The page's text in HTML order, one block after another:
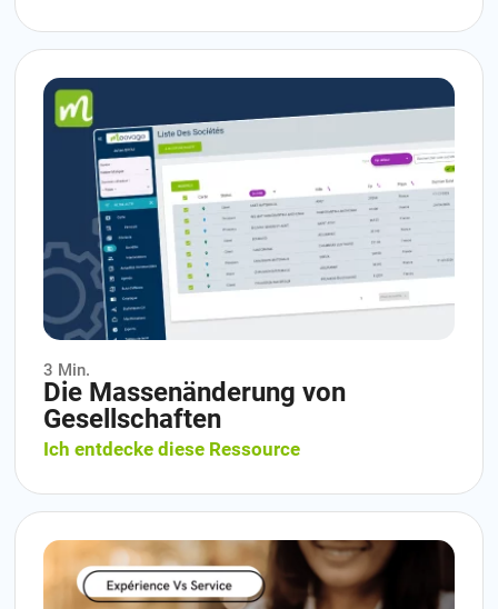
3 Min.
Die Massenänderung von
Gesellschaften
Ich entdecke diese Ressource